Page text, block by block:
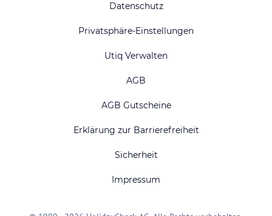
Datenschutz
Privatsphäre-Einstellungen
Utiq Verwalten
AGB
AGB Gutscheine
Erklärung zur Barrierefreiheit
Sicherheit
Impressum